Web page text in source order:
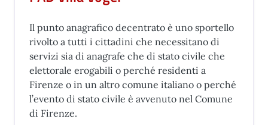
Il punto anagrafico decentrato è uno sportello
rivolto a tutti i cittadini che necessitano di
servizi sia di anagrafe che di stato civile che
elettorale erogabili o perché residenti a
Firenze o in un altro comune italiano o perché
l’evento di stato civile è avvenuto nel Comune
di Firenze.